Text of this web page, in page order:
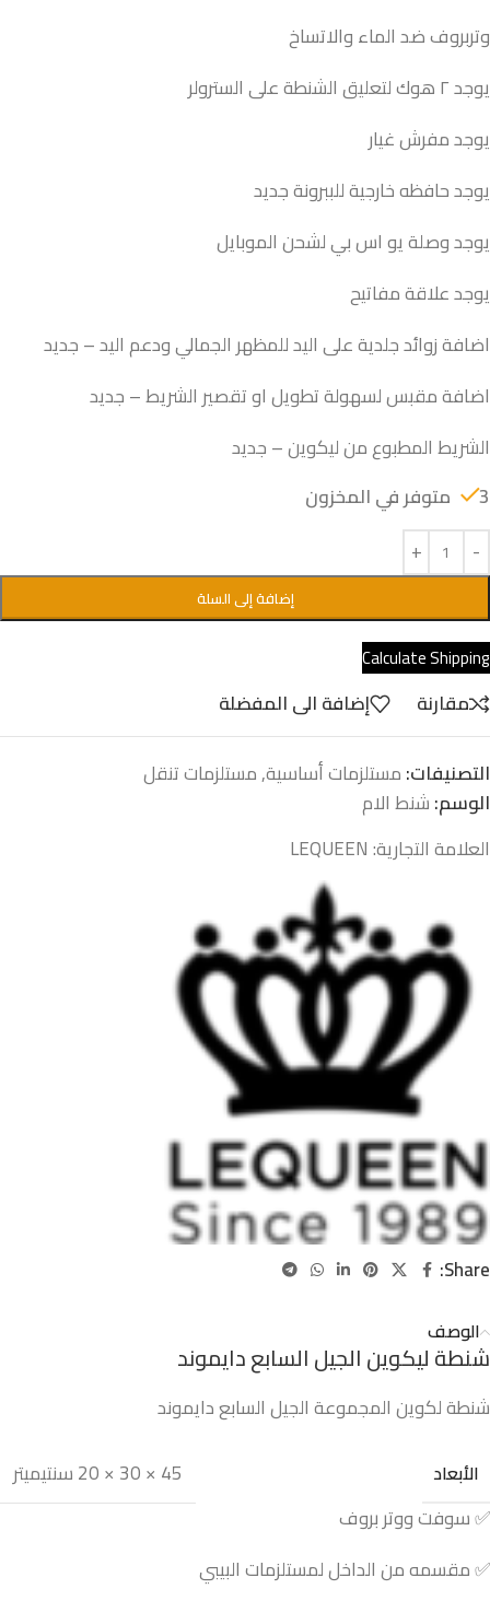
وتربروف ضد الماء والاتساخ
يوجد ٢ هوك لتعليق الشنطة على السترولر
يوجد مفرش غيار
يوجد حافظه خارجية للببرونة جديد
يوجد وصلة يو اس بي لشحن الموبايل
يوجد علاقة مفاتيح
اضافة زوائد جلدية على اليد للمظهر الجمالي ودعم اليد – جديد
اضافة مقبس لسهولة تطويل او تقصير الشريط – جديد
الشريط المطبوع من ليكوين – جديد
3 متوفر في المخزون
إضافة إلى السلة
Calculate Shipping
مقارنة
إضافة الى المفضلة
التصنيفات:مستلزمات أساسية,مستلزمات تنقل
الوسم:شنط الام
العلامة التجارية:LEQUEEN
Share:
الوصف
شنطة ليكوين الجيل السابع دايموند
شنطة لكوين المجموعة الجيل السابع دايموند
الأبعاد
45 × 30 × 20 سنتيميتر
✅ سوفت ووتر بروف
✅ مقسمه من الداخل لمستلزمات البيبي